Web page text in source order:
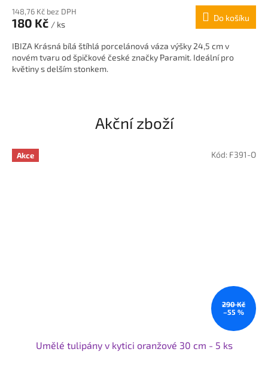
148,76 Kč bez DPH
180 Kč / ks
Do košíku
IBIZA Krásná bílá štíhlá porcelánová váza výšky 24,5 cm v
novém tvaru od špičkové české značky Paramit. Ideální pro
květiny s delším stonkem.
Akční zboží
Akce
290 Kč
–55 %
Umělé tulipány v kytici oranžové 30 cm - 5 ks
Kód: F391-O